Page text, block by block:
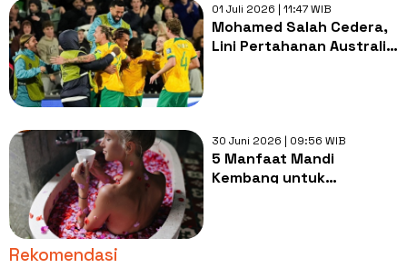
01 Juli 2026 | 11:47 WIB
Mohamed Salah Cedera,
Lini Pertahanan Australia
30 Juni 2026 | 09:56 WIB
5 Manfaat Mandi
Kembang untuk
Rekomendasi